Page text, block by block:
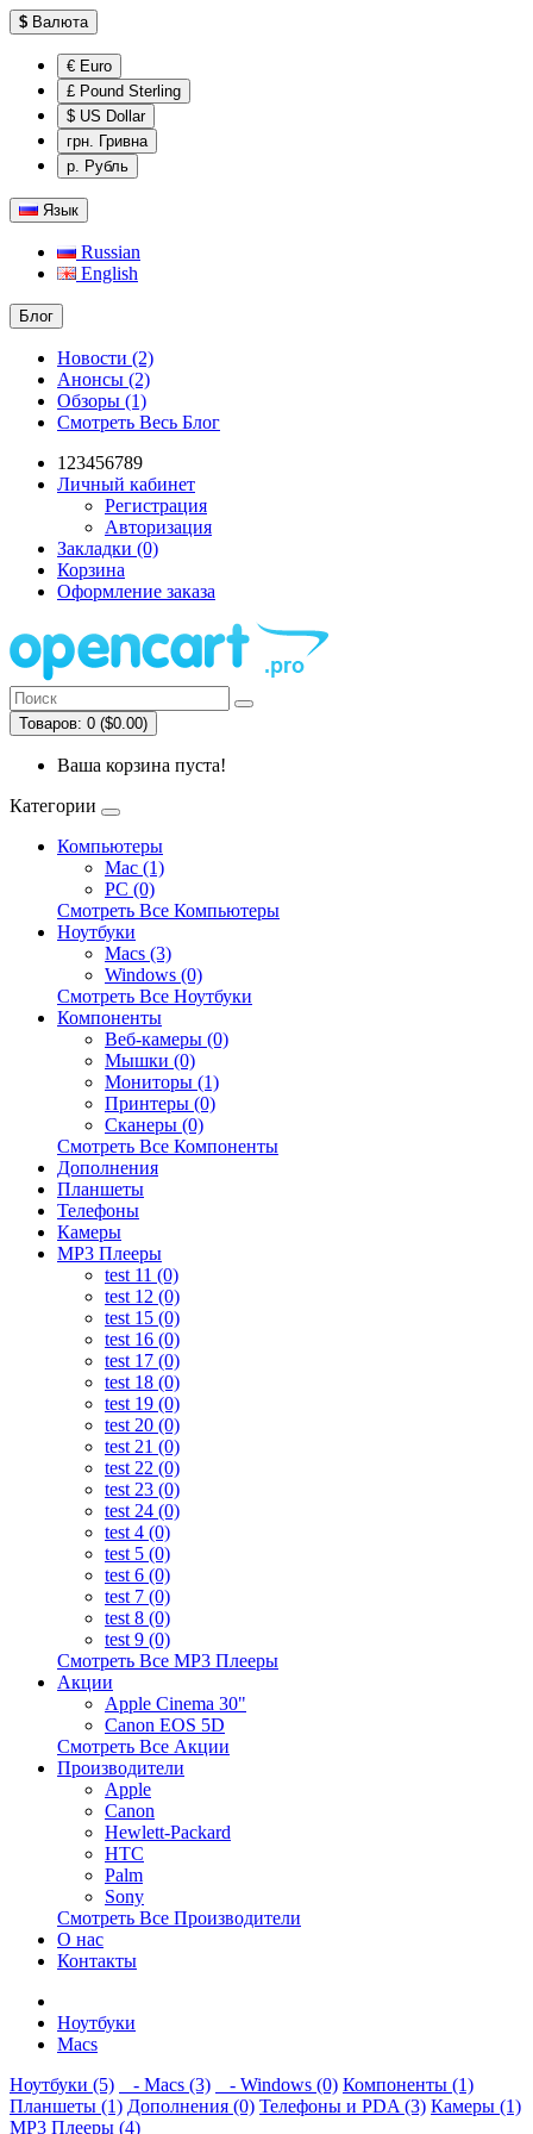
$ Валюта
€ Euro
£ Pound Sterling
$ US Dollar
грн. Гривна
р. Рубль
Язык
Russian
English
Блог
Новости (2)
Анонсы (2)
Обзоры (1)
Смотреть Весь Блог
123456789
Личный кабинет
Регистрация
Авторизация
Закладки (0)
Корзина
Оформление заказа
Товаров: 0 ($0.00)
Ваша корзина пуста!
Категории
Компьютеры
Mac (1)
PC (0)
Смотреть Все Компьютеры
Ноутбуки
Macs (3)
Windows (0)
Смотреть Все Ноутбуки
Компоненты
Веб-камеры (0)
Мышки (0)
Мониторы (1)
Принтеры (0)
Сканеры (0)
Смотреть Все Компоненты
Дополнения
Планшеты
Телефоны
Камеры
MP3 Плееры
test 11 (0)
test 12 (0)
test 15 (0)
test 16 (0)
test 17 (0)
test 18 (0)
test 19 (0)
test 20 (0)
test 21 (0)
test 22 (0)
test 23 (0)
test 24 (0)
test 4 (0)
test 5 (0)
test 6 (0)
test 7 (0)
test 8 (0)
test 9 (0)
Смотреть Все MP3 Плееры
Акции
Apple Cinema 30"
Canon EOS 5D
Смотреть Все Акции
Производители
Apple
Canon
Hewlett-Packard
HTC
Palm
Sony
Смотреть Все Производители
О нас
Контакты
Ноутбуки
Macs
Ноутбуки (5)
- Macs (3) - Windows (0) Компоненты (1)
Планшеты (1) Дополнения (0) Телефоны и PDA (3) Камеры (1)
MP3 Плееры (4)